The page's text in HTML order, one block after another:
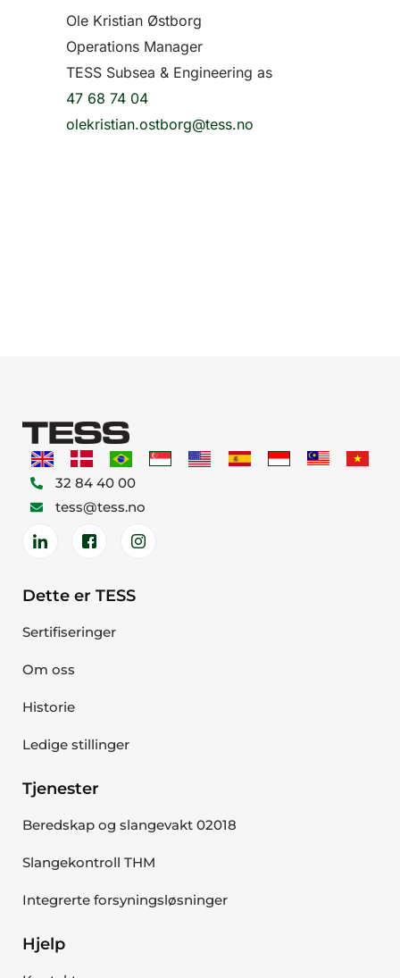
Ole Kristian Østborg
Operations Manager
TESS Subsea & Engineering as
47 68 74 04
olekristian.ostborg@tess.no
32 84 40 00
tess@tess.no
Dette er TESS
Sertifiseringer
Om oss
Historie
Ledige stillinger
Tjenester
Beredskap og slangevakt 02018
Slangekontroll THM
Integrerte forsyningsløsninger
Hjelp